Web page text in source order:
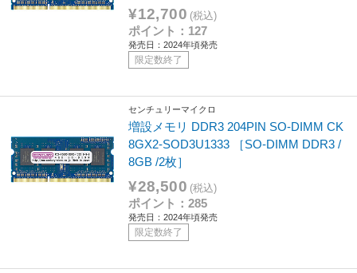
¥12,700 (税込)
ポイント：127
発売日：2024年頃発売
限定数終了
センチュリーマイクロ
増設メモリ DDR3 204PIN SO-DIMM CK
8GX2-SOD3U1333 ［SO-DIMM DDR3 /
8GB /2枚］
¥28,500 (税込)
ポイント：285
発売日：2024年頃発売
限定数終了